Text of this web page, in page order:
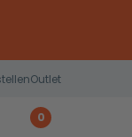
Outlet
0